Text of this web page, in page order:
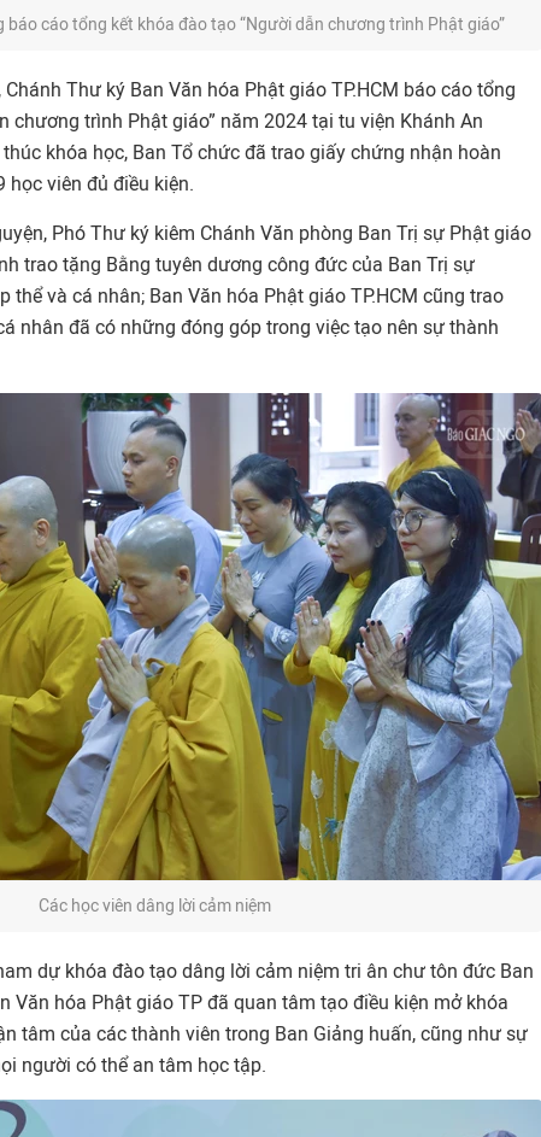
cáo tổng kết khóa đào tạo “Người dẫn chương trình Phật giáo”
Thư ký Ban Văn hóa Phật giáo TP.HCM báo cáo tổng
chương trình Phật giáo” năm 2024 tại tu viện Khánh An
khóa học, Ban Tổ chức đã trao giấy chứng nhận hoàn
học viên đủ điều kiện.
Phó Thư ký kiêm Chánh Văn phòng Ban Trị sự Phật giáo
trao tặng Bằng tuyên dương công đức của Ban Trị sự
thể và cá nhân; Ban Văn hóa Phật giáo TP.HCM cũng trao
nhân đã có những đóng góp trong việc tạo nên sự thành
Các học viên dâng lời cảm niệm
dự khóa đào tạo dâng lời cảm niệm tri ân chư tôn đức Ban
Văn hóa Phật giáo TP đã quan tâm tạo điều kiện mở khóa
tâm của các thành viên trong Ban Giảng huấn, cũng như sự
người có thể an tâm học tập.